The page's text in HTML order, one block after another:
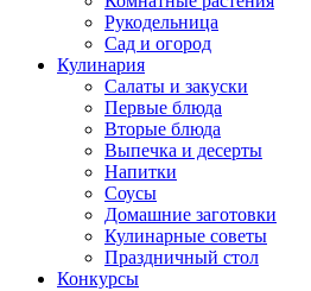
Рукодельница
Сад и огород
Кулинария
Салаты и закуски
Первые блюда
Вторые блюда
Выпечка и десерты
Напитки
Соусы
Домашние заготовки
Кулинарные советы
Праздничный стол
Конкурсы